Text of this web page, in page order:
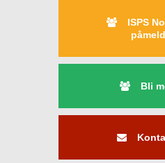
ISPS
Bli